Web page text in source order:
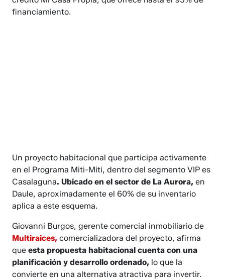
financiamiento.
Un proyecto habitacional que participa activamente
en el Programa Miti-Miti, dentro del segmento VIP es
Casalaguna. Ubicado en el sector de La Aurora, en
Daule, aproximadamente el 60% de su inventario
aplica a este esquema.
Giovanni Burgos, gerente comercial inmobiliario de
Multiraices, comercializadora del proyecto, afirma
queesta propuesta habitacional cuenta con una
planificación y desarrollo ordenado, lo que la
convierte en una alternativa atractiva para invertir.